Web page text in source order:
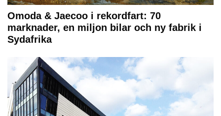
Omoda & Jaecoo i rekordfart: 70
marknader, en miljon bilar och ny fabrik i
Sydafrika